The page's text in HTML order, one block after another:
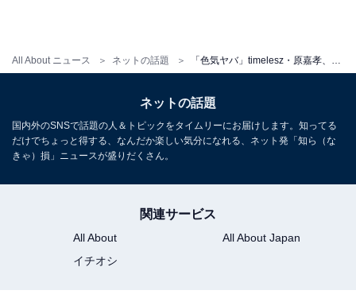
All About ニュース ネットの話題
ネットの話題
国内外のSNSで話題の人＆トピックをタイムリーにお届けします。知ってる
だけでちょっと得する、なんだか楽しい気分になれる、ネット発「知ら（な
きゃ）損」ニュースが盛りだくさん。
関連サービス
All About
All About Japan
イチオシ